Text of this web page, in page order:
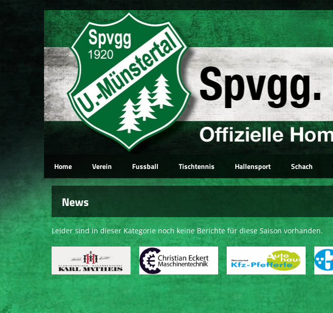
Home Verein Fussball Tischtennis Hallensport Schach
News
Leider sind in dieser Kategorie noch keine Berichte für diese Saison vorhanden.